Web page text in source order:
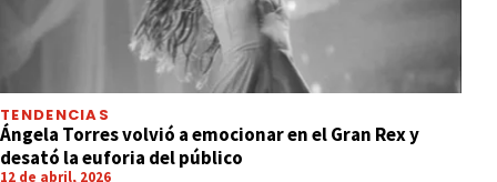
TENDENCIAS
Ángela Torres volvió a emocionar en el Gran Rex y
desató la euforia del público
12 de abril, 2026